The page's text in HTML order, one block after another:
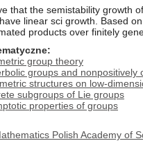
that the semistability growth
linear sci growth. Based
products over finitely
group theory
groups and nonpositively
structures on low-
subgroups of Lie groups
properties of groups
Polish Academy of